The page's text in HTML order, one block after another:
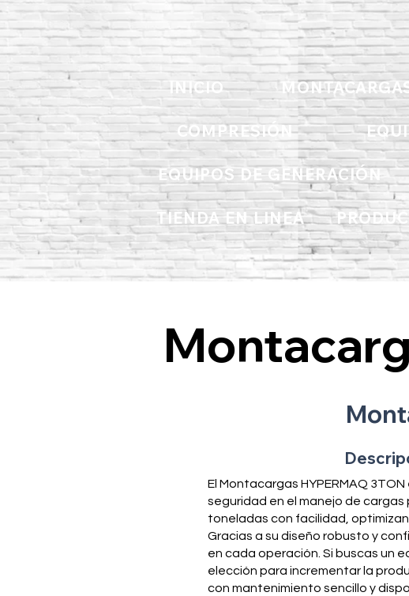
INICIO
COMPRESIÓN
EQUIPOS DE GENERACIÓN
TIENDA EN LINEA
El Montacargas HYPERMAQ
seguridad en el manejo de cargas
toneladas con facilidad,
Gracias a su diseño robusto y
en cada operación. Si buscas un
elección para incrementar la
con mantenimiento sencillo y